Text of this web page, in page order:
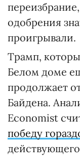
одобрения
проигрывали.
Трамп,
Белом доме
продолжает
Байдена.
Economist
победу
действующего